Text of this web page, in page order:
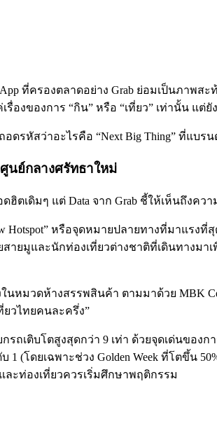
ที่ครองตลาดอย่าง Grab ย่อมเป็นภาพ
ค่เรื่องของการ “กิน” หรือ “เที่ยว” เท่านั้
อดรหัสว่าอะไรคือ “Next Big Thing” ที่แบ
นย์กลางศรัทธาใหม่
เดิมๆ แต่ Data จาก Grab ชี้ให้เห็นถึงคว
Hotspot” หรือจุดหมายปลายทางที่มาแรง
ายมูและนักท่องเที่ยวต่างชาติที่เดินทางมา
หมวดห้างสรรพสินค้า ตามมาด้วย MBK
ยวไทยคนละครึ่ง”
ถเติบโตสูงสุดกว่า 9 เท่า ด้วยจุดเด่นของก
(โดยเฉพาะช่วง Golden Week ที่โตขึ้น
ะท่องเที่ยวควรเริ่มศึกษาพฤติกรรม